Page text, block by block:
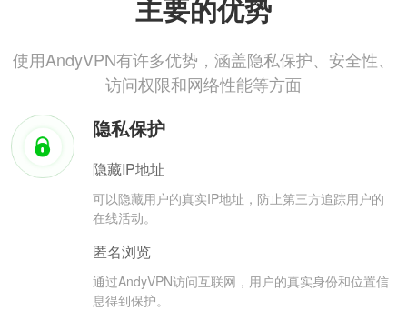
主要的优势
使用AndyVPN有许多优势，涵盖隐私保护、安全性、
访问权限和网络性能等方面
隐私保护
隐藏IP地址
可以隐藏用户的真实IP地址，防止第三方追踪用户的
在线活动。
匿名浏览
通过AndyVPN访问互联网，用户的真实身份和位置信
息得到保护。